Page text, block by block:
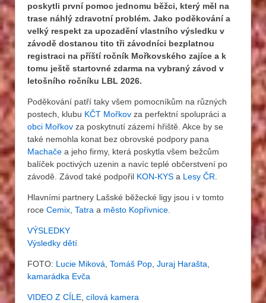
poskytli první pomoc jednomu běžci, který měl na
trase náhlý zdravotní problém. Jako poděkování a
velký respekt za upozadění vlastního výsledku v
závodě dostanou tito tři závodníci bezplatnou
registraci na příští ročník Mořkovského zajíce a k
tomu ještě startovné zdarma na vybraný závod v
letošního ročníku LBL 2026.
Poděkování patří taky všem pomocníkům na různých
postech, klubu KČT Mořkov za perfektní spolupráci a
obci Mořkov za poskytnutí zázemí hřiště. Akce by se
také nemohla konat bez obrovské podpory pana
Machače a jeho firmy, která poskytla všem bežcům
balíček poctivých uzenin a navíc teplé občerstvení po
závodě. Závod také podpořil KON-KYS a Lesy ČR.
Hlavními partnery Lašské běžecké ligy jsou i v tomto
roce Cemix, Tatra a město Kopřivnice.
VÝSLEDKY
Výsledky dětí
FOTO: Lucie Miková, Tomáš Pop, Juraj Harašta,
kamarádka Evča
VIDEO Z CÍLE, cílová kamera